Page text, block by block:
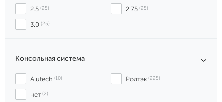
2.5 (25) 2.75 (25)
3.0 (25)
Консольная система
Alutech (10) Ролтэк (225)
нет (2)